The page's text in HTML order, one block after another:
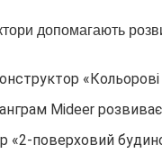
допомагають
Mideer
«2-поверховий